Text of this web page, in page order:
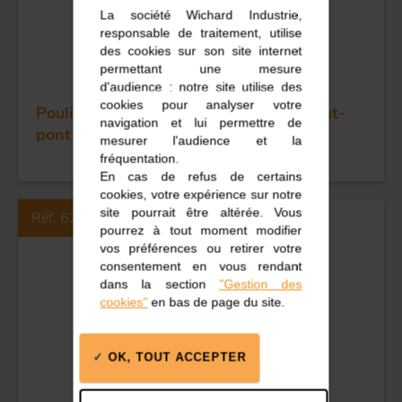
Poulie sans billes simple - Réa 35 - Plat-
pont M6
Réf. 62117
La société Wichard Industrie,
responsable de traitement, utilise
des cookies sur son site internet
permettant une mesure
d'audience : notre site utilise des
cookies pour analyser votre
navigation et lui permettre de
mesurer l'audience et la
fréquentation.
En cas de refus de certains
cookies, votre expérience sur notre
site pourrait être altérée. Vous
pourrez à tout moment modifier
vos préférences ou retirer votre
consentement en vous rendant
dans la section"Gestion des
cookies"en bas de page du site.
OK, TOUT ACCEPTER